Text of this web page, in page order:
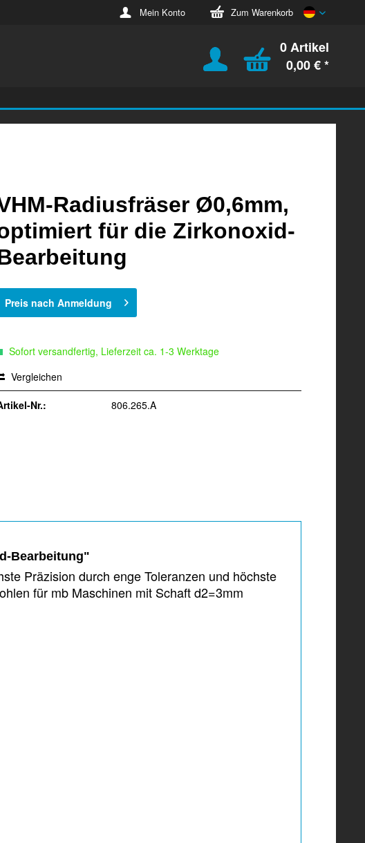
Mein Konto Zum Warenkorb
Deutsch
0 Artikel
0,00 € *
Radiusfräser Ø0,6mm,
für die Zirkonoxid-
Preis nach Anmeldung
Sofort versandfertig, Lieferzeit ca. 1-3 Werktage
Vergleichen
Nr.: 806.265.A
Bearbeitung"
Präzision durch enge Toleranzen und höchste
für mb Maschinen mit Schaft d2=3mm